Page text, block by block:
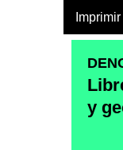
Imprimir
y